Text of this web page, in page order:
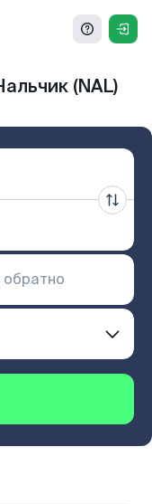
(NAL)